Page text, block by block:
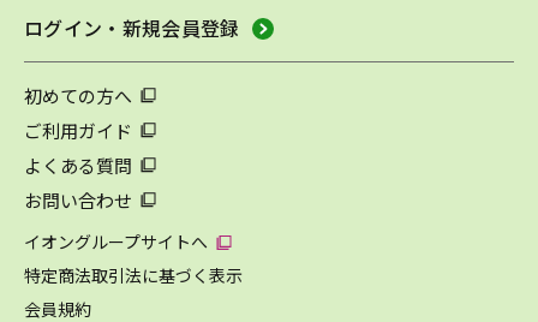
ログイン・新規会員登録
初めての方へ
ご利用ガイド
よくある質問
お問い合わせ
イオングループサイトへ
特定商法取引法に基づく表示
会員規約